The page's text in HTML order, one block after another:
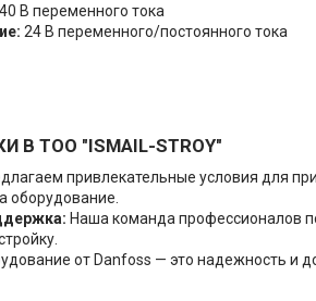
В переменного тока
24 В переменного/постоянного тока
ТОО "ISMAIL-STROY"
привлекательные условия для
оборудование.
Наша команда профессионалов
от Danfoss — это надежность и